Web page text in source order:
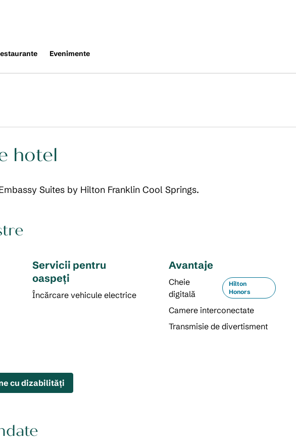
Evenimente
hotel
Suites by Hilton Franklin Cool Springs.
Servicii pentru
oaspeți
Încărcare vehicule electrice
Avantaje
Cheie
digitală
Hilton
Honors
Camere interconectate
Transmisie de divertisment
cu dizabilităţi